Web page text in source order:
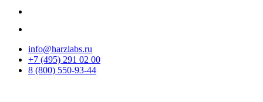
info@harzlabs.ru
+7 (495) 291 02 00
8 (800) 550-93-44